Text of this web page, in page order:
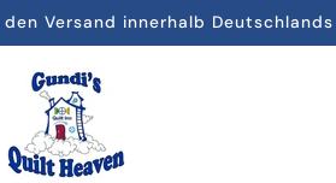
Versand innerhalb